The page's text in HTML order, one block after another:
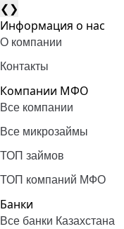
❮❯
Информация о нас
О компании
Контакты
Компании МФО
Все компании
Все микрозаймы
ТОП займов
ТОП компаний МФО
Банки
Все банки Казахстана